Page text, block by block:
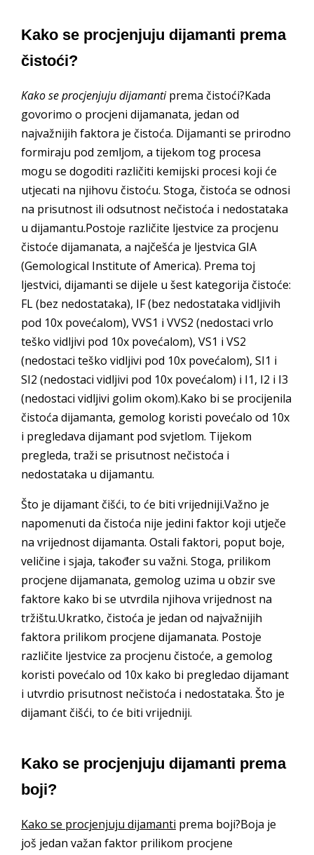
Kako se procjenjuju dijamanti prema
čistoći?
Kako se procjenjuju dijamantiprema čistoći?Kada
govorimo o procjeni dijamanata, jedan od
najvažnijih faktora je čistoća. Dijamanti se prirodno
formiraju pod zemljom, a tijekom tog procesa
mogu se dogoditi različiti kemijski procesi koji će
utjecati na njihovu čistoću. Stoga, čistoća se odnosi
na prisutnost ili odsutnost nečistoća i nedostataka
u dijamantu.Postoje različite ljestvice za procjenu
čistoće dijamanata, a najčešća je ljestvica GIA
(Gemological Institute of America). Prema toj
ljestvici, dijamanti se dijele u šest kategorija čistoće:
FL (bez nedostataka), IF (bez nedostataka vidljivih
pod 10x povećalom), VVS1 i VVS2 (nedostaci vrlo
teško vidljivi pod 10x povećalom), VS1 i VS2
(nedostaci teško vidljivi pod 10x povećalom), SI1 i
SI2 (nedostaci vidljivi pod 10x povećalom) i I1, I2 i I3
(nedostaci vidljivi golim okom).Kako bi se procijenila
čistoća dijamanta, gemolog koristi povećalo od 10x
i pregledava dijamant pod svjetlom. Tijekom
pregleda, traži se prisutnost nečistoća i
nedostataka u dijamantu.
Što je dijamant čišći, to će biti vrijedniji.Važno je
napomenuti da čistoća nije jedini faktor koji utječe
na vrijednost dijamanta. Ostali faktori, poput boje,
veličine i sjaja, također su važni. Stoga, prilikom
procjene dijamanata, gemolog uzima u obzir sve
faktore kako bi se utvrdila njihova vrijednost na
tržištu.Ukratko, čistoća je jedan od najvažnijih
faktora prilikom procjene dijamanata. Postoje
različite ljestvice za procjenu čistoće, a gemolog
koristi povećalo od 10x kako bi pregledao dijamant
i utvrdio prisutnost nečistoća i nedostataka. Što je
dijamant čišći, to će biti vrijedniji.
Kako se procjenjuju dijamanti prema
boji?
Kako se procjenjuju dijamanti prema boji?Boja je
još jedan važan faktor prilikom procjene